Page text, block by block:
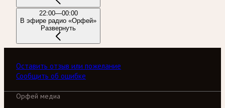
22:00—00:00
В эфире радио «Орфей»
Развернуть
Оставить отзыв или пожелание
Сообщить об ошибке
Орфей медиа